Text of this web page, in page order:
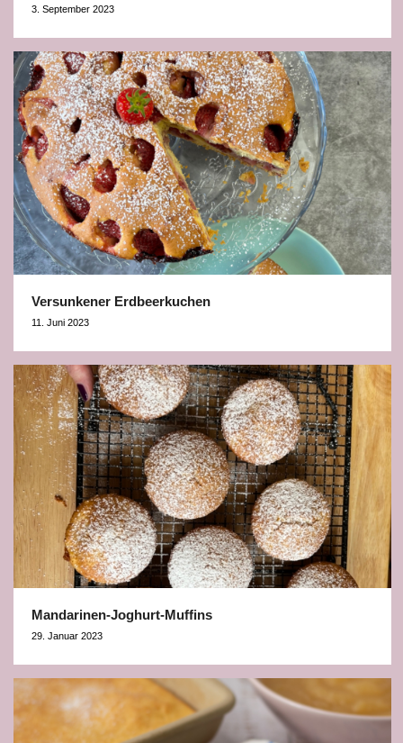
3. September 2023
Versunkener Erdbeerkuchen
11. Juni 2023
Mandarinen-Joghurt-Muffins
29. Januar 2023